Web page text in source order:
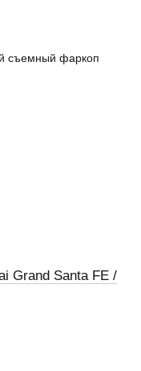
Grand Santa FE /